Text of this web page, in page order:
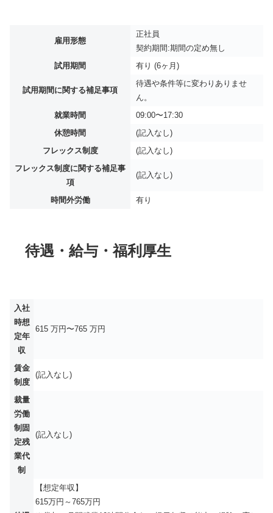
雇用形態
正社員
契約期間:期間の定め無し
試用期間
有り (6ヶ月)
試用期間に関する補足事項
待遇や条件等に変わりありませ
ん。
就業時間
09:00〜17:30
休憩時間
(記入なし)
フレックス制度
(記入なし)
フレックス制度に関する補足事
項
(記入なし)
時間外労働 有り
待遇・給与・福利厚生
入社
時想
定年
収
615 万円〜765 万円
賃金
制度
(記入なし)
裁量
労働
制固
定残
業代
制
(記入なし)
【想定年収】
615万円～765万円